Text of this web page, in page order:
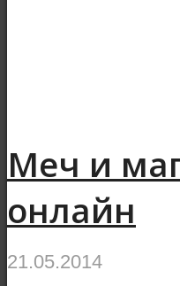
Меч и
онлайн
21.05.2014